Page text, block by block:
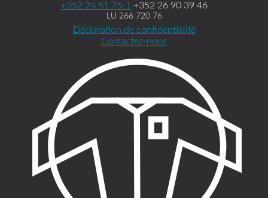
+352 24 51 75-1 +352 26 90 39 46
LU 266 720 76
Déclaration de confidentialité
Contactez-nous